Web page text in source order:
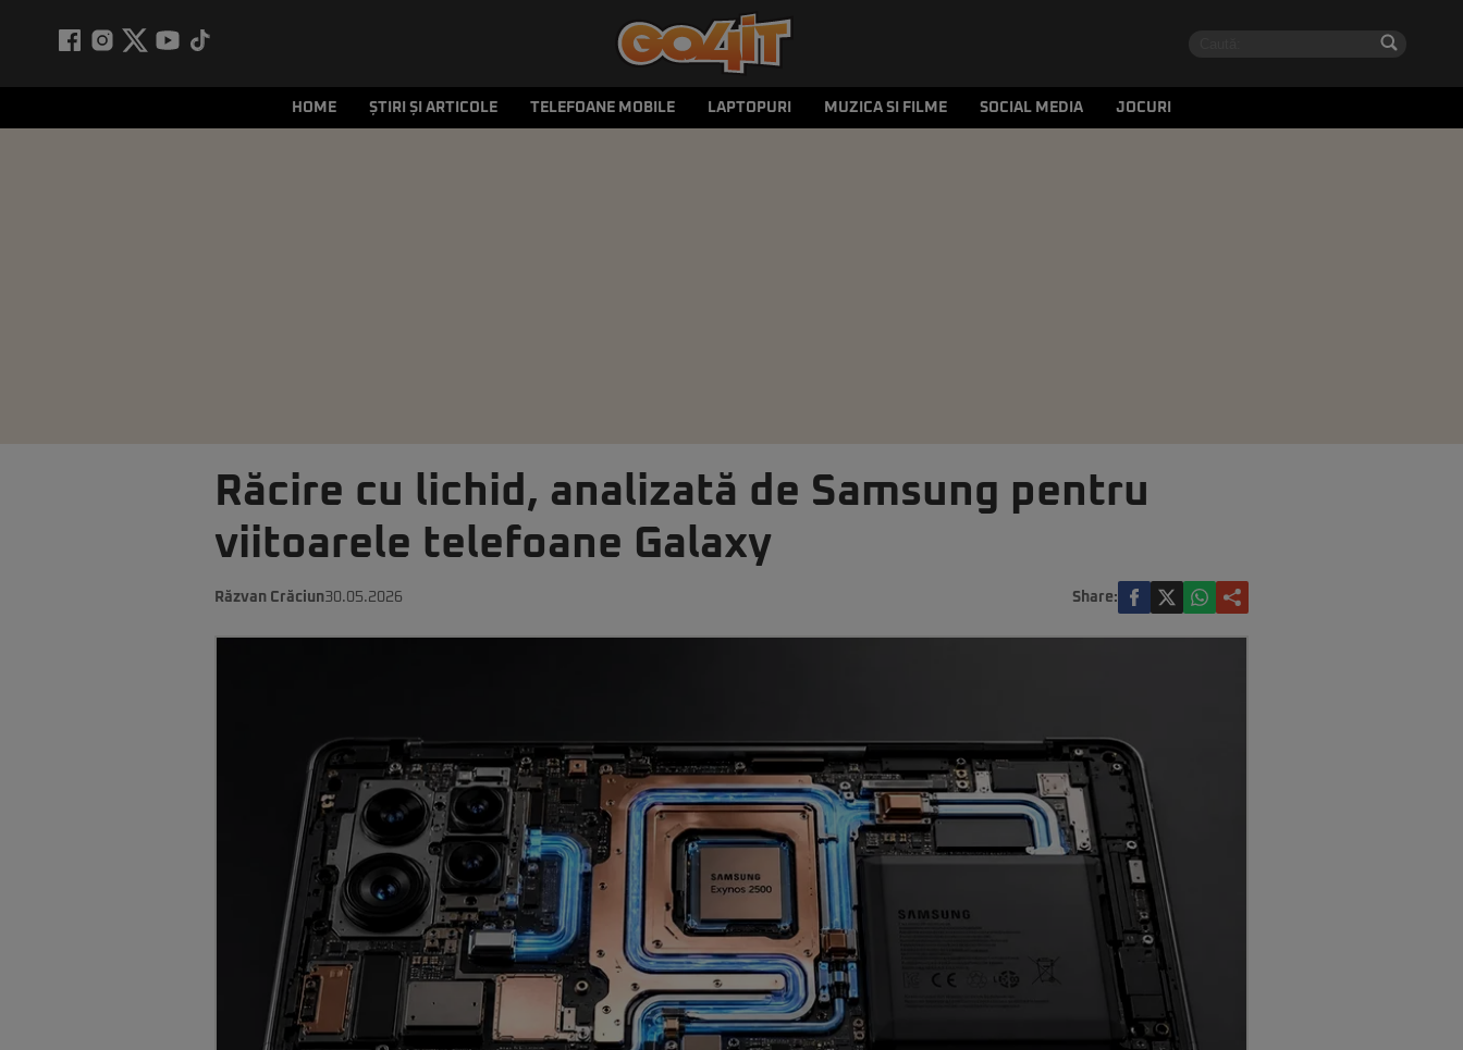
HOME ȘTIRI ȘI ARTICOLE TELEFOANE MOBILE LAPTOPURI MUZICA SI FILME SOCIAL MEDIA JOCURI
Răcire cu lichid, analizată de Samsung pentru
viitoarele telefoane Galaxy
Răzvan Crăciun30.05.2026 Share: